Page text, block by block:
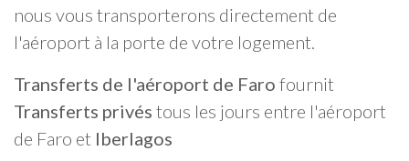
nous vous transporterons directement de
l'aéroport à la porte de votre logement.
Transferts de l'aéroport de Faro fournit
Transferts privés tous les jours entre l'aéroport
de Faro et Iberlagos